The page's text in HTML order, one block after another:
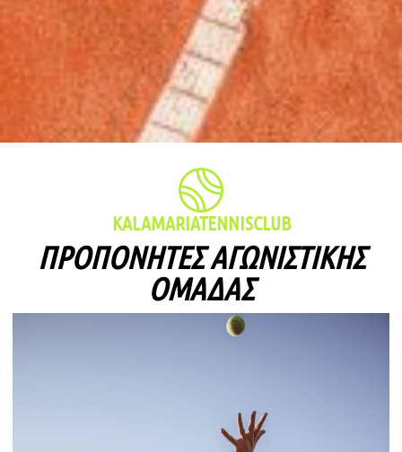
KALAMARIATENNISCLUB
ΠΡΟΠΟΝΗΤΈΣ ΑΓΩΝΙΣΤΙΚΉΣ
ΟΜΆΔΑΣ